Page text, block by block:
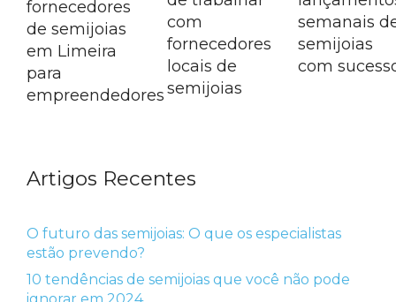
fornecedores
de semijoias
em Limeira
para
empreendedores
com
fornecedores
locais de
semijoias
semanais
semijoias
com
Artigos Recentes
O futuro das semijoias: O que os especialistas
estão prevendo?
10 tendências de semijoias que você não pode